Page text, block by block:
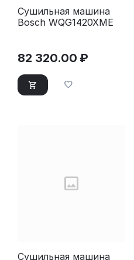
Сушильная машина
Bosch WQG1420XME
82 320.00 ₽
Сушильная машина